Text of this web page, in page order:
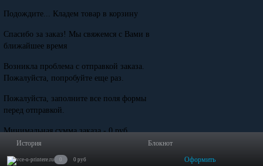
История Блокнот
0 0 руб Оформить
Подождите... Кладем товар в корзину
Спасибо за заказ! Мы свяжемся с Вами в
ближайшее время
Возникла проблема с отправкой заказа.
Пожалуйста, попробуйте еще раз.
Пожалуйста, заполните все поля формы
перед отправкой.
Минимальная сумма заказа - 0 руб.